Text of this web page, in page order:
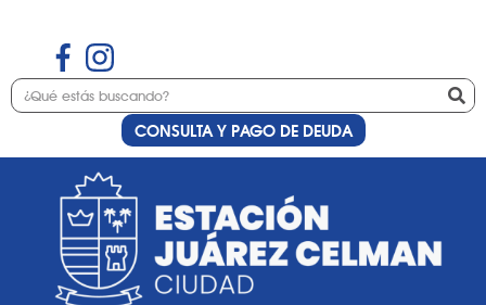
CONSULTA Y PAGO DE DEUDA
Etiqueta:Encuentro
de mimos